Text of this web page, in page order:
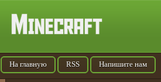
На главную RSS Напишите нам